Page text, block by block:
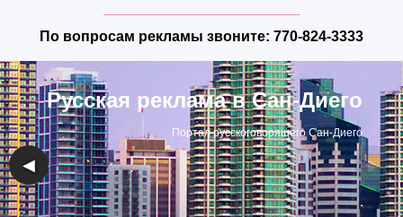
По вопросам рекламы звоните: 770-824-3333
Русская реклама в Сан-Диего
Портал русскоговорящего Сан-Диего
◀ ▶